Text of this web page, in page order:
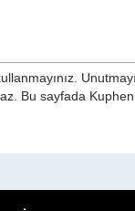
Bu sayfada